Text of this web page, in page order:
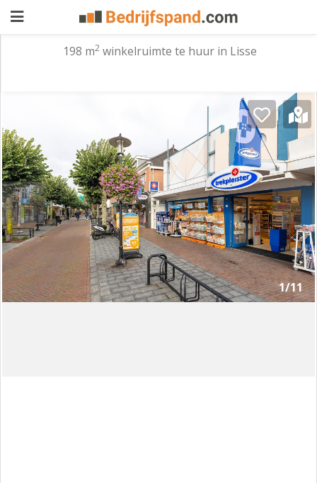
zoeken
Waarom
adverteren
Premium
adverteren
Blog
Registreren
Login
198 m2 winkelruimte te huur in Lisse
1/11